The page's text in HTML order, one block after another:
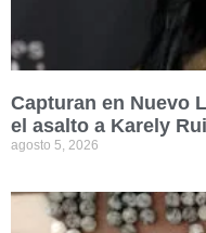
Capturan en Nuevo
el asalto a Karely
agosto 5, 2026